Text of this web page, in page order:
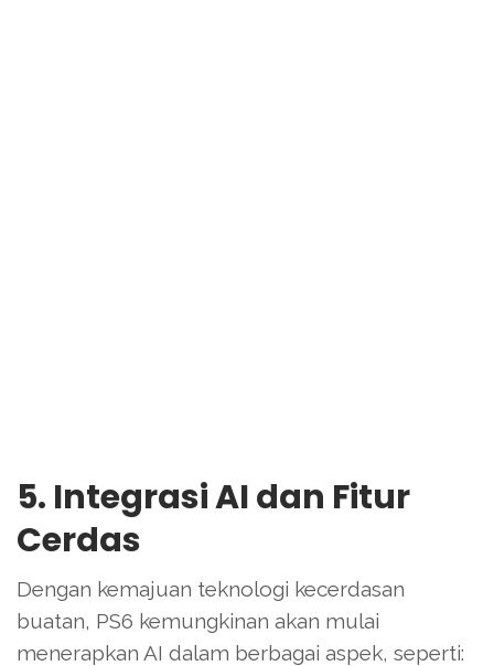
5. Integrasi AI dan Fitur
Cerdas
Dengan kemajuan teknologi kecerdasan
buatan, PS6 kemungkinan akan mulai
menerapkan AI dalam berbagai aspek, seperti: